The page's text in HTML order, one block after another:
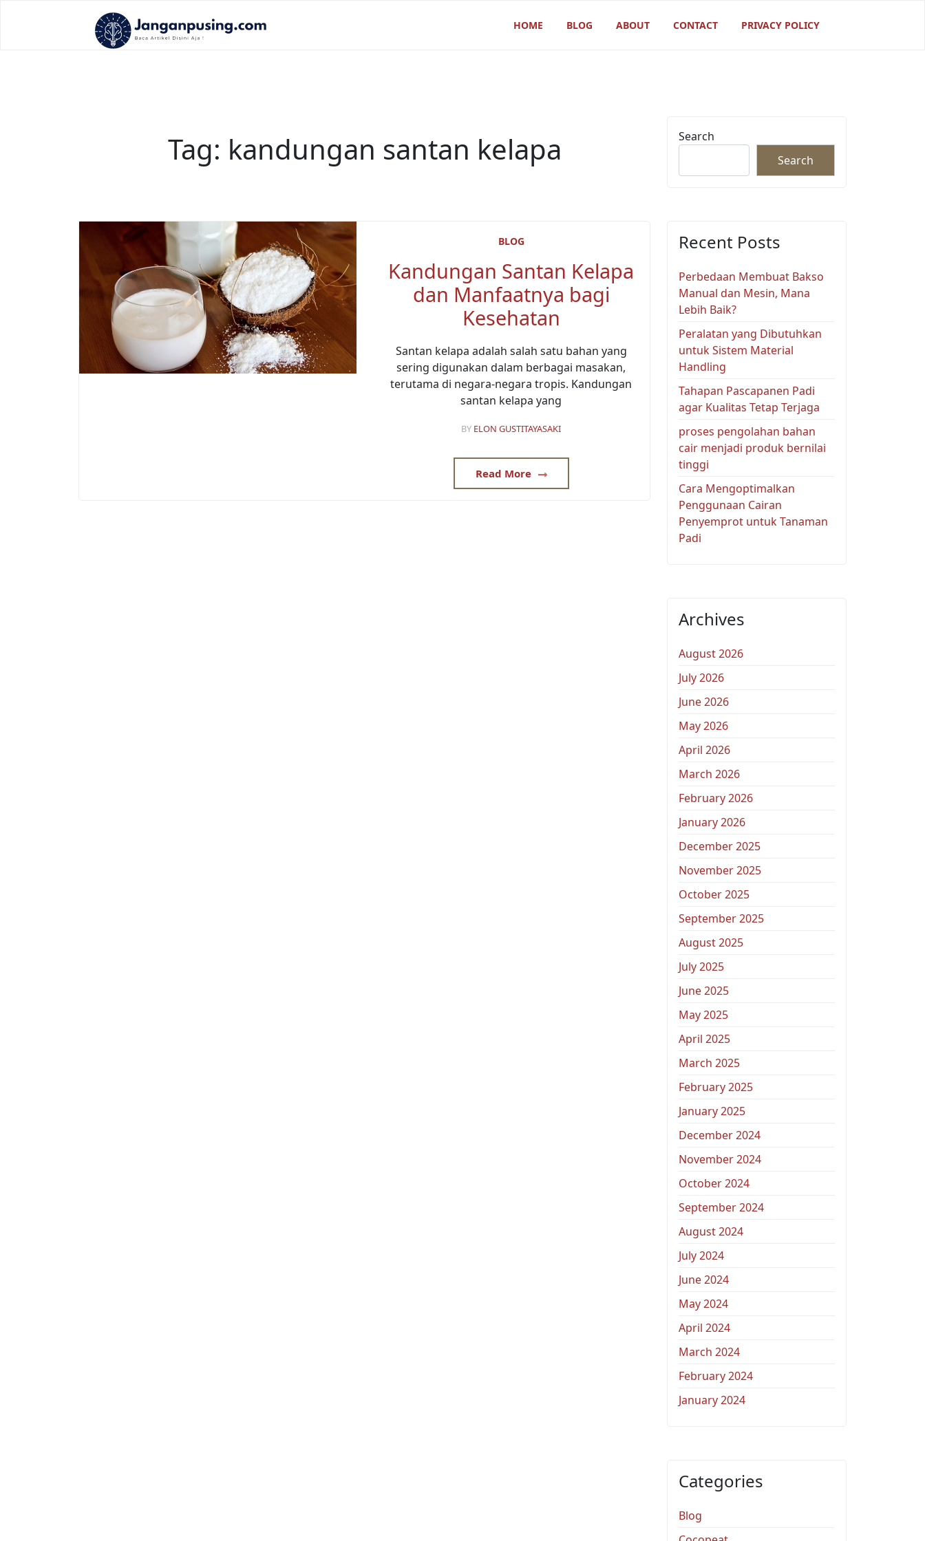
HOME BLOG ABOUT CONTACT PRIVACY POLICY
Tag: kandungan santan kelapa
BLOG
Kandungan Santan Kelapa
dan Manfaatnya bagi
Kesehatan
Santan kelapa adalah salah satu bahan yang
sering digunakan dalam berbagai masakan,
terutama di negara-negara tropis. Kandungan
santan kelapa yang
BY ELON GUSTITAYASAKI
Read More
Search
Search
Recent Posts
Perbedaan Membuat Bakso
Manual dan Mesin, Mana
Lebih Baik?
Peralatan yang Dibutuhkan
untuk Sistem Material
Handling
Tahapan Pascapanen Padi
agar Kualitas Tetap Terjaga
proses pengolahan bahan
cair menjadi produk bernilai
tinggi
Cara Mengoptimalkan
Penggunaan Cairan
Penyemprot untuk Tanaman
Padi
Archives
August 2026
July 2026
June 2026
May 2026
April 2026
March 2026
February 2026
January 2026
December 2025
November 2025
October 2025
September 2025
August 2025
July 2025
June 2025
May 2025
April 2025
March 2025
February 2025
January 2025
December 2024
November 2024
October 2024
September 2024
August 2024
July 2024
June 2024
May 2024
April 2024
March 2024
February 2024
January 2024
Categories
Blog